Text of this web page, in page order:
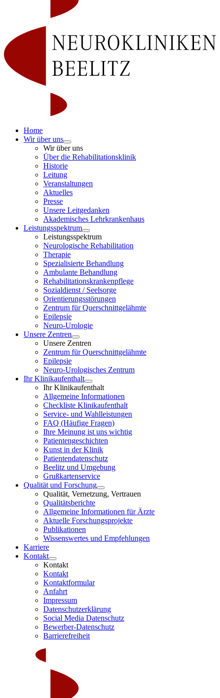
Home
Wir über uns
Wir über uns
Über die Rehabilitationsklinik
Historie
Leitung
Veranstaltungen
Aktuelles
Presse
Unsere Leitgedanken
Akademisches Lehrkrankenhaus
Leistungsspektrum
Leistungsspektrum
Neurologische Rehabilitation
Therapie
Spezialisierte Behandlung
Ambulante Behandlung
Rehabilitationskrankenpflege
Sozialdienst / Seelsorge
Orientierungsstörungen
Zentrum für Querschnittgelähmte
Epilepsie
Neuro-Urologie
Unsere Zentren
Unsere Zentren
Zentrum für Querschnittgelähmte
Epilepsie
Neuro-Urologisches Zentrum
Ihr Klinikaufenthalt
Ihr Klinikaufenthalt
Allgemeine Informationen
Checkliste Klinikaufenthalt
Service- und Wahlleistungen
FAQ (Häufige Fragen)
Ihre Meinung ist uns wichtig
Patientengeschichten
Kunst in der Klinik
Patientendatenschutz
Beelitz und Umgebung
Grußkartenservice
Qualität und Forschung
Qualität, Vernetzung, Vertrauen
Qualitätsberichte
Allgemeine Informationen für Ärzte
Aktuelle Forschungsprojekte
Publikationen
Wissenswertes und Empfehlungen
Karriere
Kontakt
Kontakt
Kontakt
Kontaktformular
Anfahrt
Impressum
Datenschutzerklärung
Social Media Datenschutz
Bewerber-Datenschutz
Barrierefreiheit